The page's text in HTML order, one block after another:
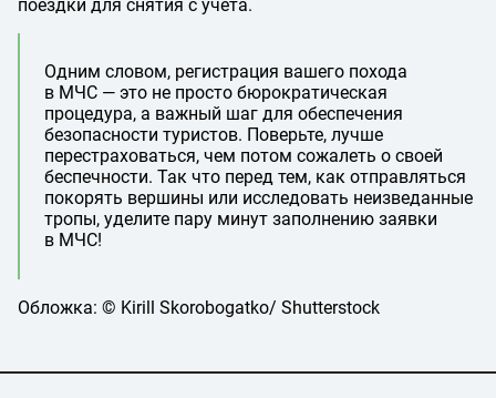
поездки для снятия с учета.
Одним словом, регистрация вашего похода
в МЧС — это не просто бюрократическая
процедура, а важный шаг для обеспечения
безопасности туристов. Поверьте, лучше
перестраховаться, чем потом сожалеть о своей
беспечности. Так что перед тем, как отправляться
покорять вершины или исследовать неизведанные
тропы, уделите пару минут заполнению заявки
в МЧС!
Обложка: © Kirill Skorobogatko/ Shutterstock